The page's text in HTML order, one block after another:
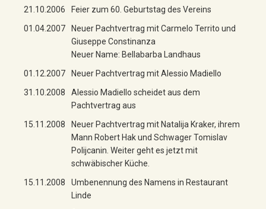
21.10.2006
Feier zum 60. Geburtstag des Vereins
01.04.2007
Neuer Pachtvertrag mit Carmelo Territo und
Giuseppe Constinanza
Neuer Name: Bellabarba Landhaus
01.12.2007
Neuer Pachtvertrag mit Alessio Madiello
31.10.2008
Alessio Madiello scheidet aus dem
Pachtvertrag aus
15.11.2008
Neuer Pachtvertrag mit Natalija Kraker, ihrem
Mann Robert Hak und Schwager Tomislav
Polijcanin. Weiter geht es jetzt mit
schwäbischer Küche.
15.11.2008
Umbenennung des Namens in Restaurant
Linde